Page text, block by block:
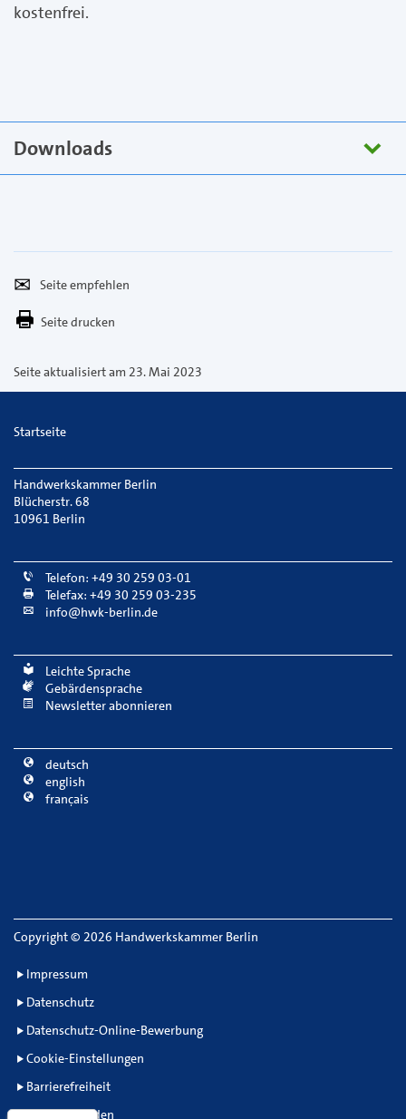
kostenfrei.
Downloads
empfehlen
Per
E-
versenden
Seite drucken
Seite aktualisiert am 23. Mai 2023
Startseite
Handwerkskammer Berlin
Blücherstr. 68
10961 Berlin
Telefon: +49 30 259 03-01
Telefax: +49 30 259 03-235
info@hwk-berlin.de
Leichte Sprache
Gebärdensprache
Newsletter abonnieren
deutsch
english
français
Copyright© 2026 Handwerkskammer Berlin
Impressum
Datenschutz
Datenschutz-Online-Bewerbung
Cookie-Einstellungen
Barrierefreiheit
Barriere melden